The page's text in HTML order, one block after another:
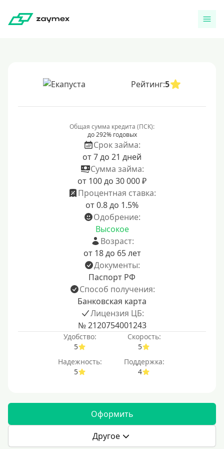
Рейтинг:5
Общая сумма кредита (ПСК):
до 292% годовых
Срок займа:
от 7 до 21 дней
Сумма займа:
от 100 до 30 000 ₽
Процентная ставка:
от 0.8 до 1.5%
Одобрение:
Высокое
Возраст:
от 18 до 65 лет
Документы:
Паспорт РФ
Способ получения:
Банковская карта
Лицензия ЦБ:
№ 2120754001243
Удобство:
5
Скорость:
5
Надежность:
5
Поддержка:
4
Оформить
Другое